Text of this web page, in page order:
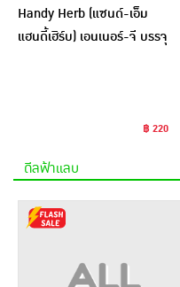
Handy Herb (แซนด์-เอ็ม
แฮนดี้เฮิร์บ) เอนเนอร์-จี บรรจุ
฿ 220
ดีลฟ้าแลบ